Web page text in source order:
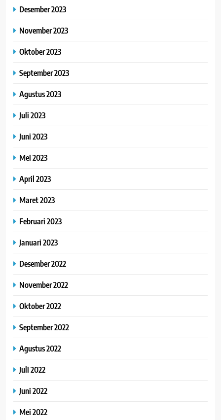
Desember 2023
November 2023
Oktober 2023
September 2023
Agustus 2023
Juli 2023
Juni 2023
Mei 2023
April 2023
Maret 2023
Februari 2023
Januari 2023
Desember 2022
November 2022
Oktober 2022
September 2022
Agustus 2022
Juli 2022
Juni 2022
Mei 2022